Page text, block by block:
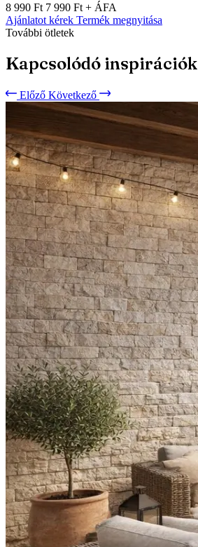
8 990 Ft 7 990 Ft + ÁFA
Ajánlatot kérek Termék megnyitása
További ötletek
Kapcsolódó inspirációk
Előző Következő